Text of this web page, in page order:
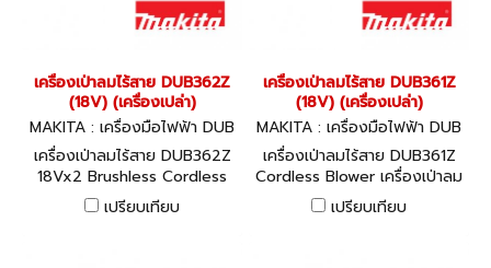
เครื่องเป่าลมไร้สาย DUB362Z
(18V) (เครื่องเปล่า)
MAKITA : เครื่องมือไฟฟ้า DUB
362Z
เครื่องเป่าลมไร้สาย DUB362Z
18Vx2 Brushless Cordless
Variable 6-Speed Blower
เปรียบเทียบ
เครื่องเป่าลมไร้สาย DUB361Z
(18V) (เครื่องเปล่า)
MAKITA : เครื่องมือไฟฟ้า DUB
361Z
เครื่องเป่าลมไร้สาย DUB361Z
Cordless Blower เครื่องเป่าลม
ไร้สายที่ใช้พลังงานจากแบตเตอรี่
ลิเธียมไอออน 18 โวลต์สองก้อน
เปรียบเทียบ